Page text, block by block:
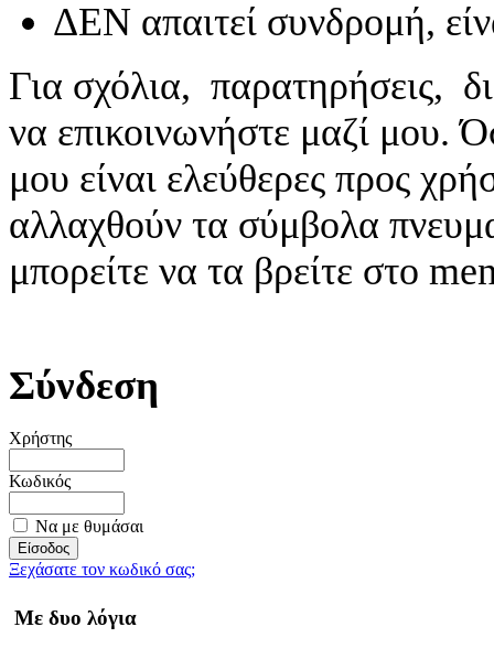
ΔΕΝ απαιτεί συνδρομή,
Για σχόλια, παρατηρήσεις,
να επικοινωνήστε μαζί μου.
μου είναι ελεύθερες προς
αλλαχθούν τα σύμβολα
μπορείτε να τα βρείτε στο
Σύνδεση
Χρήστης
Κωδικός
Να με θυμάσαι
Ξεχάσατε τον κωδικό σας;
Με δυο λόγια